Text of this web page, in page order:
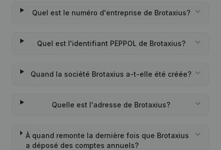
Quel est le numéro d'entreprise de Brotaxius?
Quel est l'identifiant PEPPOL de Brotaxius?
Quand la société Brotaxius a-t-elle été créée?
Quelle est l'adresse de Brotaxius?
À quand remonte la dernière fois que Brotaxius
a déposé des comptes annuels?